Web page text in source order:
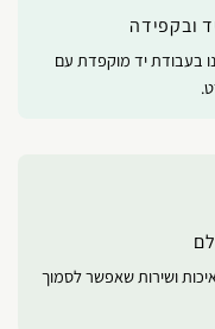
ובקפידה
בעבודת יד מוקפדת עם
ושירות שאפשר לסמוך